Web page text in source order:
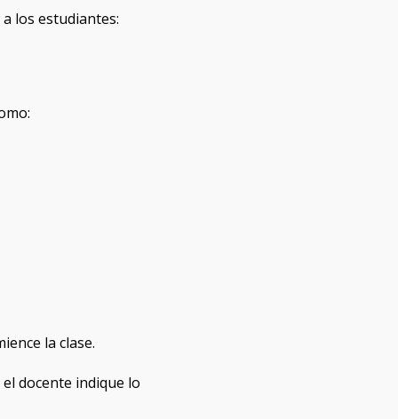
los estudiantes:
la clase.
docente indique lo